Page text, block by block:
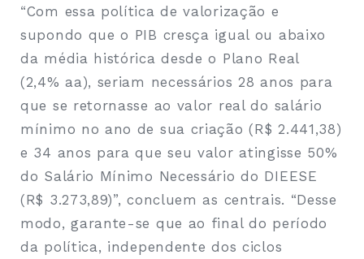
“Com essa política de valorização e
supondo que o PIB cresça igual ou abaixo
da média histórica desde o Plano Real
(2,4% aa), seriam necessários 28 anos para
que se retornasse ao valor real do salário
mínimo no ano de sua criação (R$ 2.441,38)
e 34 anos para que seu valor atingisse 50%
do Salário Mínimo Necessário do DIEESE
(R$ 3.273,89)”, concluem as centrais. “Desse
modo, garante-se que ao final do período
da política, independente dos ciclos